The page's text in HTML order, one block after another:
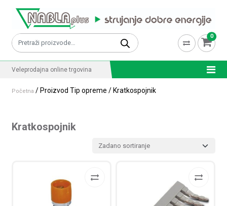
Pretraži: 0
Veleprodajna online trgovina
Početna / Proizvod Tip opreme / Kratkospojnik
Kratkospojnik